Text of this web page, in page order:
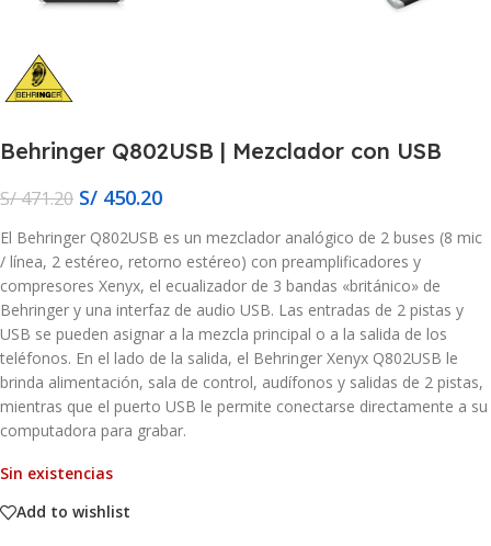
Behringer Q802USB | Mezclador con USB
S/471.20 S/ 450.20
El Behringer Q802USB es un mezclador analógico de 2 buses (8 mic
/ línea, 2 estéreo, retorno estéreo) con preamplificadores y
compresores Xenyx, el ecualizador de 3 bandas «británico» de
Behringer y una interfaz de audio USB. Las entradas de 2 pistas y
USB se pueden asignar a la mezcla principal o a la salida de los
teléfonos. En el lado de la salida, el Behringer Xenyx Q802USB le
brinda alimentación, sala de control, audífonos y salidas de 2 pistas,
mientras que el puerto USB le permite conectarse directamente a su
computadora para grabar.
Sin existencias
Add to wishlist